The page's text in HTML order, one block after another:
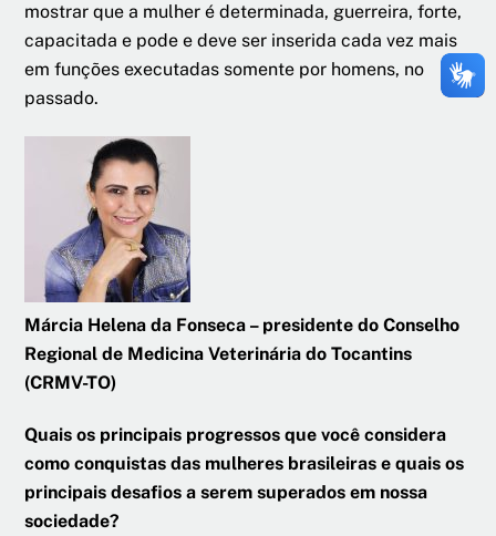
mostrar que a mulher é determinada, guerreira, forte,
capacitada e pode e deve ser inserida cada vez mais
em funções executadas somente por homens, no
passado.
Márcia Helena da Fonseca – presidente do Conselho
Regional de Medicina Veterinária do Tocantins
(CRMV-TO)
Quais os principais progressos que você considera
como conquistas das mulheres brasileiras e quais os
principais desafios a serem superados em nossa
sociedade?